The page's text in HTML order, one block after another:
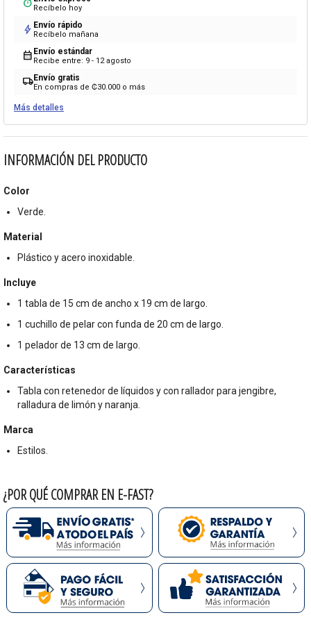
timer Recíbelo hoy
bolt Envío rápido
Recíbelo mañana
calendar_month Envío estándar
Recibe entre: 9 - 12 agosto
local_shippingEnvío gratis
En compras de ₡30.000 o más
Más detalles
INFORMACIÓN DEL PRODUCTO
Color
Verde.
Material
Plástico y acero inoxidable.
Incluye
1 tabla de 15 cm de ancho x 19 cm de largo.
1 cuchillo de pelar con funda de 20 cm de largo.
1 pelador de 13 cm de largo.
Características
Tabla con retenedor de líquidos y con rallador para jengibre,
ralladura de limón y naranja.
Marca
Estilos.
¿POR QUÉ COMPRAR EN E-FAST?